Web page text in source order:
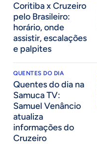
Coritiba x Cruzeiro
pelo Brasileiro:
horário, onde
assistir, escalações
e palpites
QUENTES DO DIA
Quentes do dia na
Samuca TV:
Samuel Venâncio
atualiza
informações do
Cruzeiro